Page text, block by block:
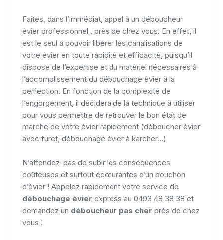
Faites, dans l’immédiat, appel à un déboucheur
évier professionnel , près de chez vous. En effet, il
est le seul à pouvoir libérer les canalisations de
votre évier en toute rapidité et efficacité, puisqu’il
dispose de l’expertise et du matériel nécessaires à
l’accomplissement du débouchage évier à la
perfection. En fonction de la complexité de
l’engorgement, il décidera de la technique à utiliser
pour vous permettre de retrouver le bon état de
marche de votre évier rapidement (déboucher évier
avec furet, débouchage évier à karcher...)
N’attendez-pas de subir les conséquences
coûteuses et surtout écœurantes d’un bouchon
d’évier ! Appelez rapidement votre service de
débouchage évier express au 0493 48 38 38 et
demandez un déboucheur pas cher près de chez
vous !